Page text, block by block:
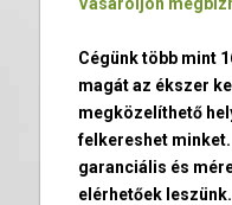
Cégünk több mint
magát az ékszer
megközelíthető
felkereshet
garanciális és
elérhetőek leszünk.